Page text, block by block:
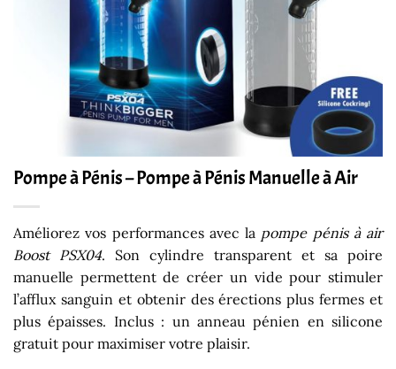
Pompe à Pénis – Pompe à Pénis Manuelle à Air
Améliorez vos performances avec la pompe pénis à air
Boost PSX04. Son cylindre transparent et sa poire
manuelle permettent de créer un vide pour stimuler
l’afflux sanguin et obtenir des érections plus fermes et
plus épaisses. Inclus : un anneau pénien en silicone
gratuit pour maximiser votre plaisir.